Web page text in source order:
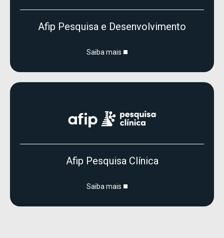
Afip Pesquisa e Desenvolvimento
Saiba mais
Afip Pesquisa Clínica
Saiba mais